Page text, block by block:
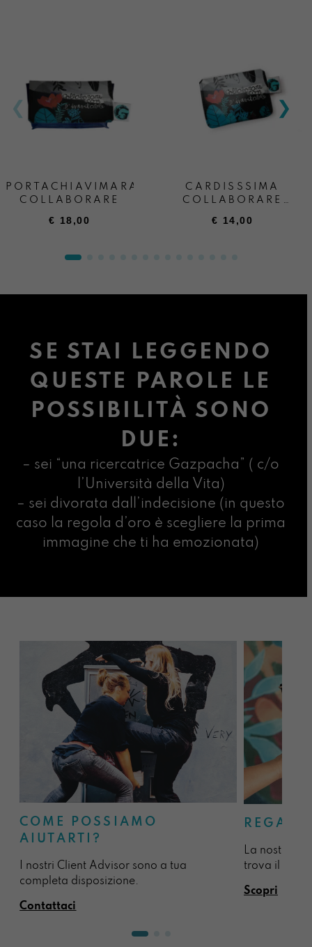
PORTACHIAVIMARA
COLLABORARE
€ 18,00
CARDISSSIMA
COLLABORARE
L’INEVITABILE
€ 14,00
SE STAI LEGGENDO
QUESTE PAROLE LE
POSSIBILITÀ SONO
DUE:
– sei “una ricercatrice Gazpacha” ( c/o
l’Università della Vita)
– sei divorata dall’indecisione (in questo
caso la regola d’oro è scegliere la prima
immagine che ti ha emozionata)
COME POSSIAMO
AIUTARTI?
I nostri Client Advisor sono a tua
completa disposizione.
Contattaci
La nostra
trova il
Scopri